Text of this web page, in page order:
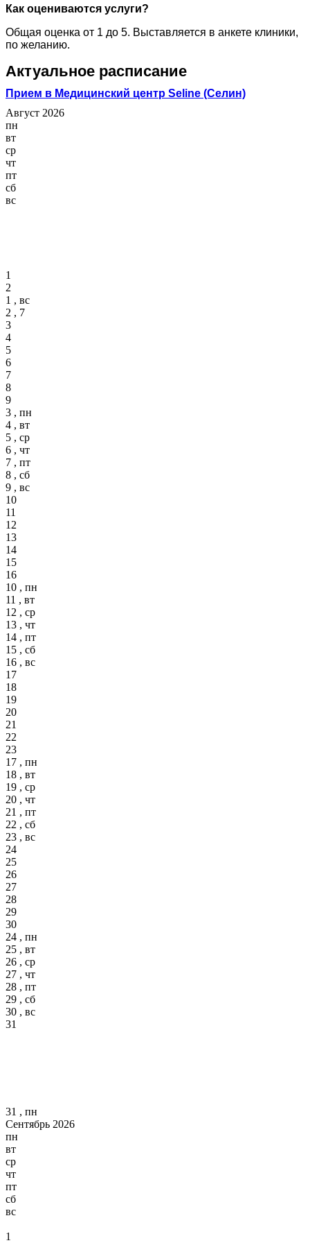
Как оцениваются услуги?
Общая оценка от 1 до 5. Выставляется в анкете клиники,
по желанию.
Актуальное расписание
Прием в Медицинский центр Seline (Селин)
Август 2026
пн
вт
ср
чт
пт
сб
вс
1
2
1 , вс
2 , 7
3
4
5
6
7
8
9
3 , пн
4 , вт
5 , ср
6 , чт
7 , пт
8 , сб
9 , вс
10
11
12
13
14
15
16
10 , пн
11 , вт
12 , ср
13 , чт
14 , пт
15 , сб
16 , вс
17
18
19
20
21
22
23
17 , пн
18 , вт
19 , ср
20 , чт
21 , пт
22 , сб
23 , вс
24
25
26
27
28
29
30
24 , пн
25 , вт
26 , ср
27 , чт
28 , пт
29 , сб
30 , вс
31
31 , пн
Сентябрь 2026
пн
вт
ср
чт
пт
сб
вс
1